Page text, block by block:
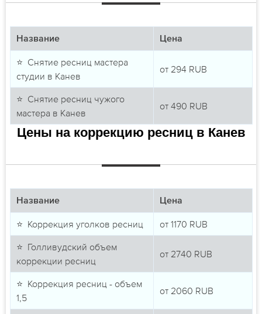
Название Цена
⭐ Снятие ресниц мастера
студии в Канев
от 294 RUB
⭐ Снятие ресниц чужого
мастера в Канев
от 490 RUB
Цены на коррекцию ресниц в Канев
Название Цена
⭐ Коррекция уголков ресниц от 1170 RUB
⭐ Голливудский объем
коррекции ресниц
от 2740 RUB
⭐ Коррекция ресниц - объем
1,5
от 2060 RUB